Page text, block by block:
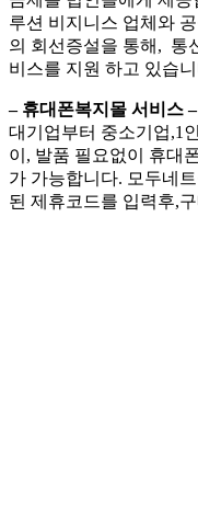
루션 비지니스 업체와
의 회선증설을 통해, 통
비스를 지원 하고 있습
– 휴대폰복지몰 서비스 –
대기업부터 중소기업,1
이, 발품 필요없이 휴대
가 가능합니다. 모두네
된 제휴코드를 입력후,